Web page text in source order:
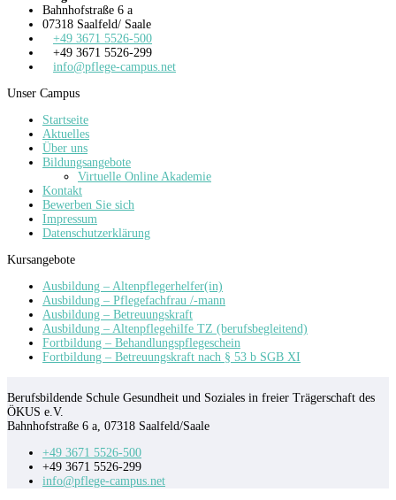
Bahnhofstraße 6 a
07318 Saalfeld/ Saale
+49 3671 5526-500
+49 3671 5526-299
info@pflege-campus.net
Unser Campus
Startseite
Aktuelles
Über uns
Bildungsangebote
Virtuelle Online Akademie
Kontakt
Bewerben Sie sich
Impressum
Datenschutzerklärung
Kursangebote
Ausbildung – Altenpflegerhelfer(in)
Ausbildung – Pflegefachfrau /-mann
Ausbildung – Betreuungskraft
Ausbildung – Altenpflegehilfe TZ (berufsbegleitend)
Fortbildung – Behandlungspflegeschein
Fortbildung – Betreuungskraft nach § 53 b SGB XI
Berufsbildende Schule Gesundheit und Soziales in freier Trägerschaft des
ÖKUS e.V.
Bahnhofstraße 6 a, 07318 Saalfeld/Saale
+49 3671 5526-500
+49 3671 5526-299
info@pflege-campus.net